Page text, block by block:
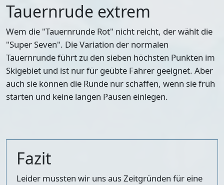
Tauernrude extrem
Wem die "Tauernrunde Rot" nicht reicht, der wählt die
"Super Seven". Die Variation der normalen
Tauernrunde führt zu den sieben höchsten Punkten im
Skigebiet und ist nur für geübte Fahrer geeignet. Aber
auch sie können die Runde nur schaffen, wenn sie früh
starten und keine langen Pausen einlegen.
Fazit
Leider mussten wir uns aus Zeitgründen für eine